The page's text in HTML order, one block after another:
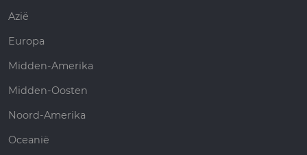
Azië
Europa
Midden-Amerika
Midden-Oosten
Noord-Amerika
Oceanië